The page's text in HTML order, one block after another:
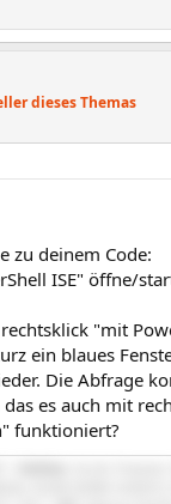
dieses Themas
zu deinem Code:
ISE" öffne/
"mit
ein blaues
Die Abfrage
es auch mit
funktioniert?